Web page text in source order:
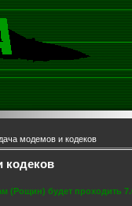
модемов и кодеков
кодеков
(Рощин) будет проходить